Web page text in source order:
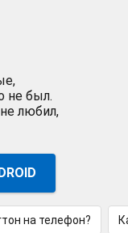
не был.
любил,
на телефон?